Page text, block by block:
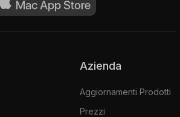
Azienda
Aggiornamenti Prodotti
Prezzi